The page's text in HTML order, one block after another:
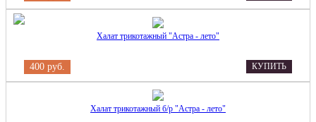
Халат трикотажный "Астра - лето"
400 руб. КУПИТЬ
Халат трикотажный б/р "Астра - лето"